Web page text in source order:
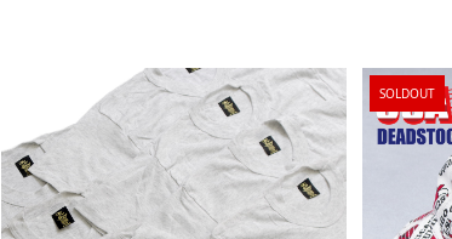
SOLDOUT